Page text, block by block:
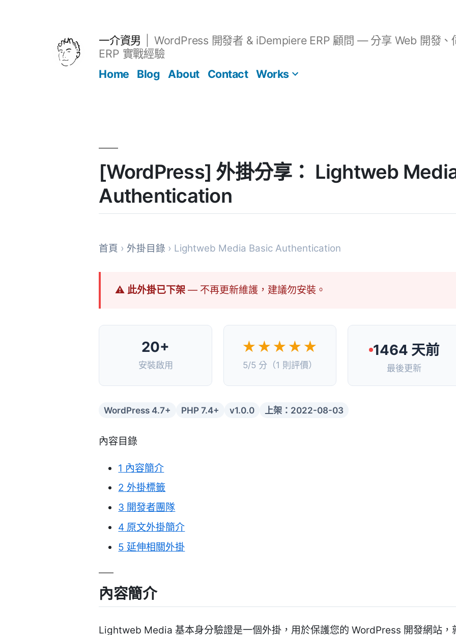
一介資男
WordPress 開發者 & iDempiere ERP 顧問 — 分享 Web 開發、
ERP 實戰經驗
Home
Blog About Contact Works
[WordPress] 外掛分享： Lightweb
Authentication
首頁 › 外掛目錄 › Lightweb Media Basic Authentication
⚠ 此外掛已下架— 不再更新維護，建議勿安裝。
20+
安裝啟用
★★★★★
5/5 分（1 則評價）
1464 天前
最後更新
WordPress 4.7+ PHP 7.4+ v1.0.0 上架：2022-08-03
內容目錄
1 內容簡介
2 外掛標籤
3 開發者團隊
4 原文外掛簡介
5 延伸相關外掛
內容簡介
Lightweb Media 基本身分驗證是一個外掛，用於保護您的 WordPress 開發網站